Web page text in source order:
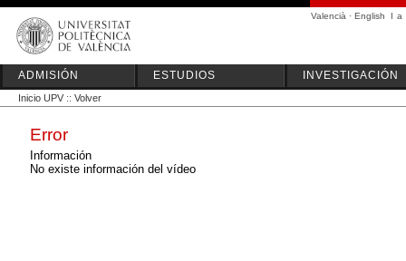
Valencià · English I a
ADMISIÓN ESTUDIOS INVESTIGACIÓN
Inicio UPV :: Volver
Error
Información
No existe información del vídeo